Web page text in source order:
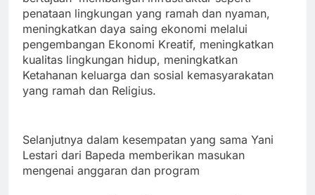
penataan lingkungan yang ramah dan nyaman,
meningkatkan daya saing ekonomi melalui
pengembangan Ekonomi Kreatif, meningkatkan
kualitas lingkungan hidup, meningkatkan
Ketahanan keluarga dan sosial kemasyarakatan
yang ramah dan Religius.
Selanjutnya dalam kesempatan yang sama Yani
Lestari dari Bapeda memberikan masukan
mengenai anggaran dan program